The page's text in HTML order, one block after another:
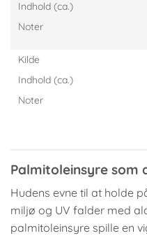
Palmitoleinsyre som
Hudens evne til at holde
miljø og UV falder med
palmitoleinsyre spille en